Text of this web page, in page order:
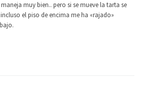
muy bien.. pero si se mueve la tarta se
el piso de encima me ha «rajado»